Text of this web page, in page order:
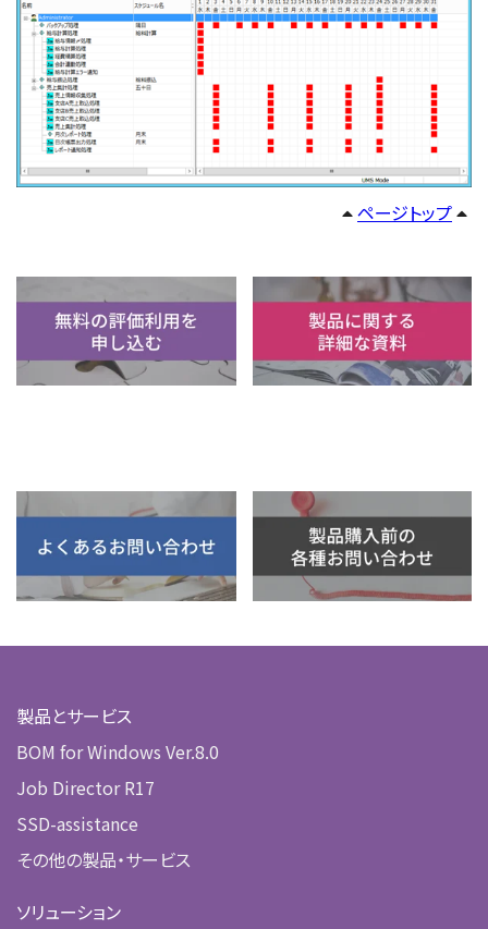
ページトップ
製品とサービス
BOM for Windows Ver.8.0
Job Director R17
SSD-assistance
その他の製品・サービス
ソリューション